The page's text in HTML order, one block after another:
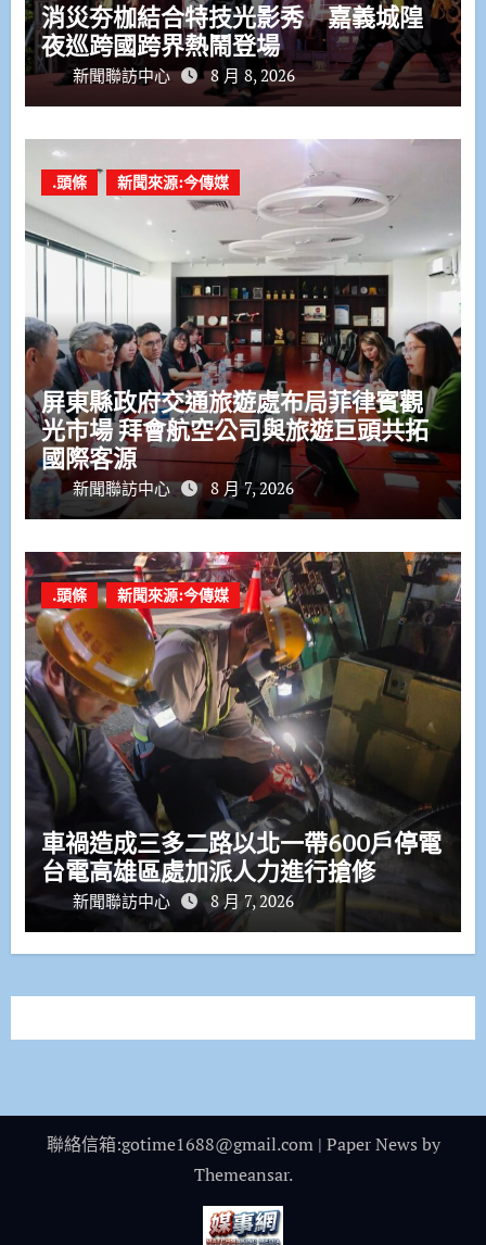
消災夯枷結合特技光影秀 嘉義城隍
夜巡跨國跨界熱鬧登場
新聞聯訪中心 8 月 8, 2026
.頭條 新聞來源:今傳媒
屏東縣政府交通旅遊處布局菲律賓觀
光市場 拜會航空公司與旅遊巨頭共拓
國際客源
新聞聯訪中心 8 月 7, 2026
.頭條 新聞來源:今傳媒
車禍造成三多二路以北一帶600戶停電
台電高雄區處加派人力進行搶修
新聞聯訪中心 8 月 7, 2026
聯絡信箱:gotime1688@gmail.com | Paper News by
Themeansar.